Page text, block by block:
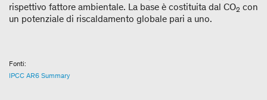
rispettivo fattore ambientale. La base è costituita dal CO2 con
un potenziale di riscaldamento globale pari a uno.
Fonti:
IPCC AR6 Summary